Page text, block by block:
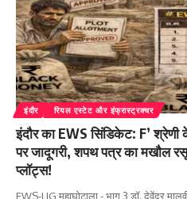
इंदौर रियल एस्टेट और इंफ्रास्ट्रक्चर
इंदौर का EWS सिंडिकेट: F’
पर जादूगरी, शपथ पत्र का मखौल
प्लॉट्स!
EWS-LIG महाघोटाला - भाग 3 डॉ. देवेंद्र